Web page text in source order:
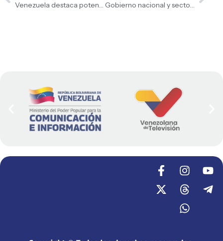
Venezuela destaca potencial económico y nuevo marco legal en Foro Empresarial en Italia Gobierno nacional y sector lácteo consolidan alianza estratégica para potenciar la soberanía alimentaria